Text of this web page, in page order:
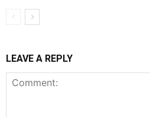
LEAVE A REPLY